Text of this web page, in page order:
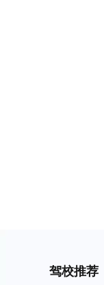
驾校推荐